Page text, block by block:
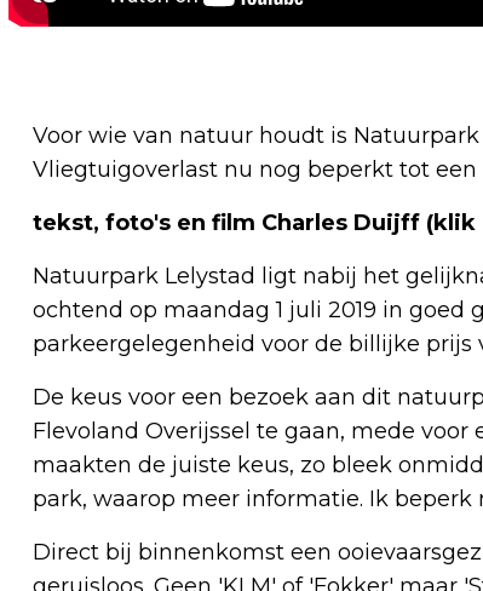
Voor wie van natuur houdt is
Vliegtuigoverlast nu nog beperkt tot
tekst, foto's en film Charles Duijff
Natuurpark Lelystad ligt nabij het
ochtend op maandag 1 juli 2019 in goed
parkeergelegenheid voor de billijke prijs
De keus voor een bezoek aan dit
Flevoland Overijssel te gaan, mede voor
maakten de juiste keus, zo bleek
park, waarop meer informatie. Ik
Direct bij binnenkomst een